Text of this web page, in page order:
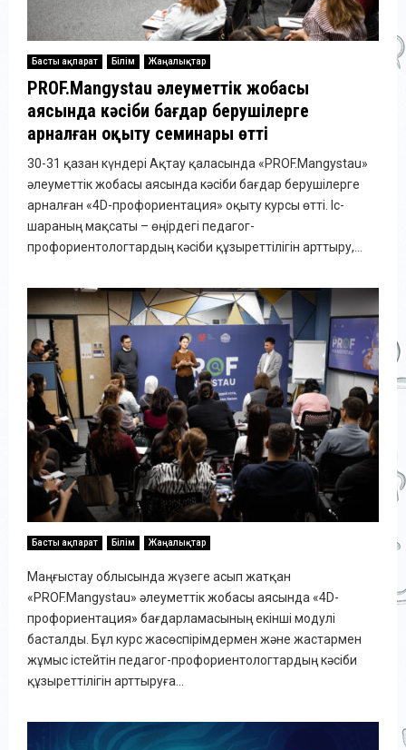
Басты ақпарат Білім Жаңалықтар
PROF.Mangystau әлеуметтік жобасы
аясында кәсіби бағдар берушілерге
арналған оқыту семинары өтті
30-31 қазан күндері Ақтау қаласында «PROF.Mangystau»
әлеуметтік жобасы аясында кәсіби бағдар берушілерге
арналған «4D-профориентация» оқыту курсы өтті. Іс-
шараның мақсаты – өңірдегі педагог-
профориентологтардың кәсіби құзыреттілігін арттыру,...
Басты ақпарат Білім Жаңалықтар
Маңғыстау облысында жүзеге асып жатқан
«PROF.Mangystau» әлеуметтік жобасы аясында «4D-
профориентация» бағдарламасының екінші модулі
басталды. Бұл курс жасөспірімдермен және жастармен
жұмыс істейтін педагог-профориентологтардың кәсіби
құзыреттілігін арттыруға...